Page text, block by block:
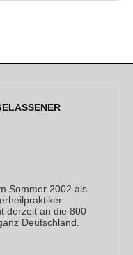
Sommer 2002 als
derzeit an die 800
Deutschland.